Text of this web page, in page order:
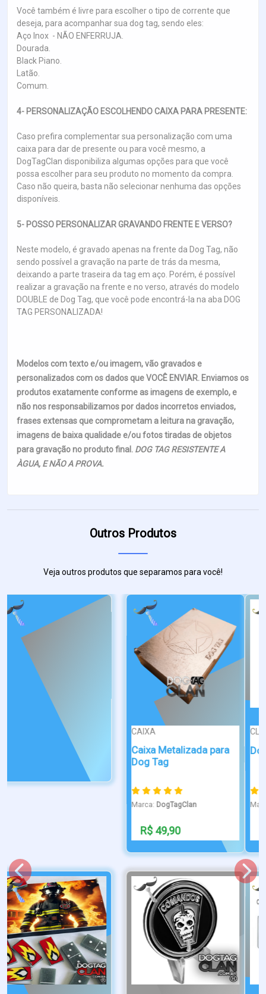
Você também é livre para escolher o tipo de corrente que
deseja, para acompanhar sua dog tag, sendo eles:
Aço Inox - NÃO ENFERRUJA.
Dourada.
Black Piano.
Latão.
Comum.
4- PERSONALIZAÇÃO ESCOLHENDO CAIXA PARA PRESENTE:
Caso prefira complementar sua personalização com uma
caixa para dar de presente ou para você mesmo, a
DogTagClan disponibiliza algumas opções para que você
possa escolher para seu produto no momento da compra.
Caso não queira, basta não selecionar nenhuma das opções
disponíveis.
5- POSSO PERSONALIZAR GRAVANDO FRENTE E VERSO?
Neste modelo, é gravado apenas na frente da Dog Tag, não
sendo possível a gravação na parte de trás da mesma,
deixando a parte traseira da tag em aço. Porém, é possível
realizar a gravação na frente e no verso, através do modelo
DOUBLE de Dog Tag, que você pode encontrá-la na aba DOG
TAG PERSONALIZADA!
Modelos com texto e/ou imagem, vão gravados e
personalizados com os dados que VOCÊ ENVIAR. Enviamos os
produtos exatamente conforme as imagens de exemplo, e
não nos responsabilizamos por dados incorretos enviados,
frases extensas que comprometam a leitura na gravação,
imagens de baixa qualidade e/ou fotos tiradas de objetos
para gravação no produto final. DOG TAG RESISTENTE A
ÀGUA, E NÃO A PROVA.
Outros Produtos
Veja outros produtos que separamos para você!
Dog Tag João 3:16
CLASSIC
Dog Tag Colar Bandeira
do Pará
Marca:DogTagClan
R$ 49,90